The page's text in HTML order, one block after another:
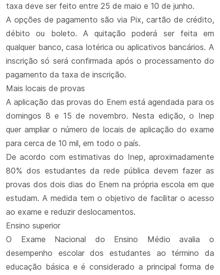
taxa deve ser feito entre 25 de maio e 10 de junho.
A opções de pagamento são via Pix, cartão de crédito,
débito ou boleto. A quitação poderá ser feita em
qualquer banco, casa lotérica ou aplicativos bancários. A
inscrição só será confirmada após o processamento do
pagamento da taxa de inscrição.
Mais locais de provas
A aplicação das provas do Enem está agendada para os
domingos 8 e 15 de novembro. Nesta edição, o Inep
quer ampliar o número de locais de aplicação do exame
para cerca de 10 mil, em todo o país.
De acordo com estimativas do Inep, aproximadamente
80% dos estudantes da rede pública devem fazer as
provas dos dois dias do Enem na própria escola em que
estudam. A medida tem o objetivo de facilitar o acesso
ao exame e reduzir deslocamentos.
Ensino superior
O Exame Nacional do Ensino Médio avalia o
desempenho escolar dos estudantes ao término da
educação básica e é considerado a principal forma de